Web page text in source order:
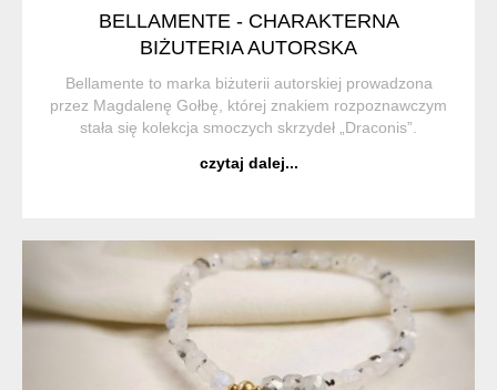
BELLAMENTE - CHARAKTERNA
BIŻUTERIA AUTORSKA
Bellamente to marka biżuterii autorskiej prowadzona
przez Magdalenę Gołbę, której znakiem rozpoznawczym
stała się kolekcja smoczych skrzydeł „Draconis”.
gra światłocienia - to element...
czytaj dalej...